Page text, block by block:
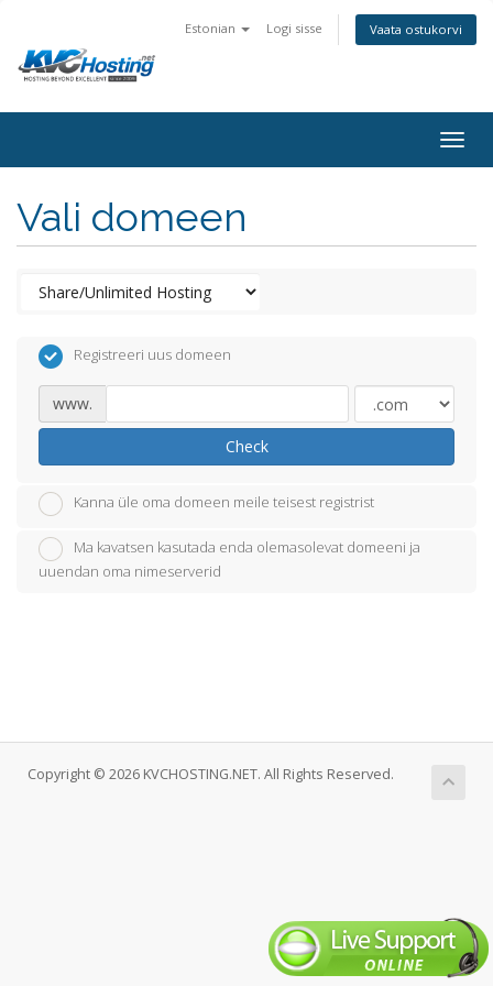
Estonian Logi sisse Vaata ostukorvi
Vali domeen
Registreeri uus domeen
www.
Check
Kanna üle oma domeen meile teisest registrist
Ma kavatsen kasutada enda olemasolevat domeeni ja
uuendan oma nimeserverid
Copyright © 2026 KVCHOSTING.NET. All Rights Reserved.